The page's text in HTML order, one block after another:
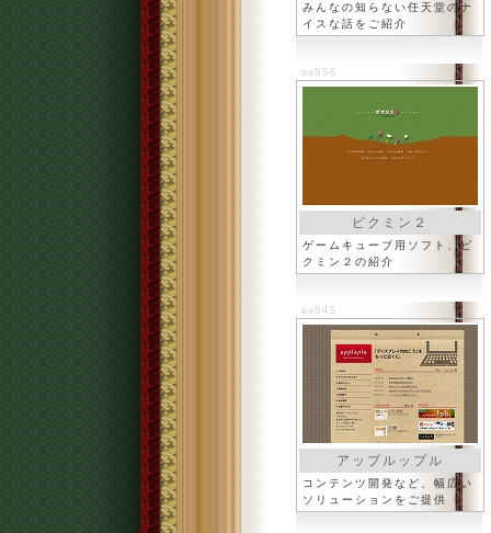
みんなの知らない任天堂のナ
イスな話をご紹介
aa056
ピクミン２
ゲームキューブ用ソフト、ピ
クミン２の紹介
aa045
アップルップル
コンテンツ開発など、幅広い
ソリューションをご提供